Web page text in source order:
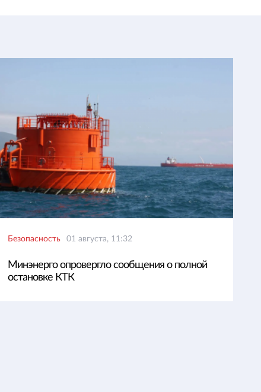
Безопасность 01 августа, 11:32
Минэнерго опровергло сообщения о полной
остановке КТК